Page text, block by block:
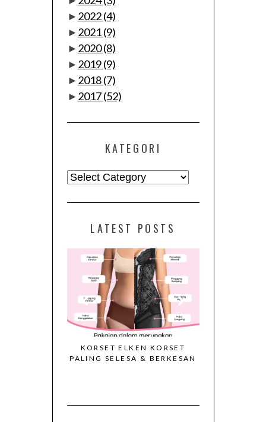
► 2022(4)
► 2021(9)
► 2020(8)
► 2019(9)
► 2018(7)
► 2017(52)
KATEGORI
Kategori
LATEST POSTS
KORSET ELKEN KORSET
PALING SELESA & BERKESAN